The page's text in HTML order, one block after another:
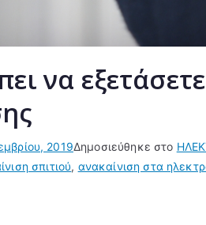
να
2019Δημοσιεύθηκε στο
σπιτιού, ανακαίνιση στα